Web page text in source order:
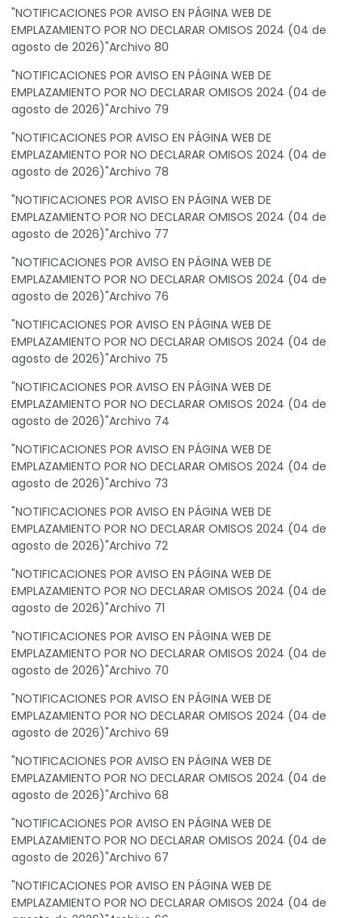
"NOTIFICACIONES POR AVISO EN PÁGINA WEB DE
EMPLAZAMIENTO POR NO DECLARAR OMISOS 2024 (04 de
agosto de 2026)"Archivo 80
"NOTIFICACIONES POR AVISO EN PÁGINA WEB DE
EMPLAZAMIENTO POR NO DECLARAR OMISOS 2024 (04 de
agosto de 2026)"Archivo 79
"NOTIFICACIONES POR AVISO EN PÁGINA WEB DE
EMPLAZAMIENTO POR NO DECLARAR OMISOS 2024 (04 de
agosto de 2026)"Archivo 78
"NOTIFICACIONES POR AVISO EN PÁGINA WEB DE
EMPLAZAMIENTO POR NO DECLARAR OMISOS 2024 (04 de
agosto de 2026)"Archivo 77
"NOTIFICACIONES POR AVISO EN PÁGINA WEB DE
EMPLAZAMIENTO POR NO DECLARAR OMISOS 2024 (04 de
agosto de 2026)"Archivo 76
"NOTIFICACIONES POR AVISO EN PÁGINA WEB DE
EMPLAZAMIENTO POR NO DECLARAR OMISOS 2024 (04 de
agosto de 2026)"Archivo 75
"NOTIFICACIONES POR AVISO EN PÁGINA WEB DE
EMPLAZAMIENTO POR NO DECLARAR OMISOS 2024 (04 de
agosto de 2026)"Archivo 74
"NOTIFICACIONES POR AVISO EN PÁGINA WEB DE
EMPLAZAMIENTO POR NO DECLARAR OMISOS 2024 (04 de
agosto de 2026)"Archivo 73
"NOTIFICACIONES POR AVISO EN PÁGINA WEB DE
EMPLAZAMIENTO POR NO DECLARAR OMISOS 2024 (04 de
agosto de 2026)"Archivo 72
"NOTIFICACIONES POR AVISO EN PÁGINA WEB DE
EMPLAZAMIENTO POR NO DECLARAR OMISOS 2024 (04 de
agosto de 2026)"Archivo 71
"NOTIFICACIONES POR AVISO EN PÁGINA WEB DE
EMPLAZAMIENTO POR NO DECLARAR OMISOS 2024 (04 de
agosto de 2026)"Archivo 70
"NOTIFICACIONES POR AVISO EN PÁGINA WEB DE
EMPLAZAMIENTO POR NO DECLARAR OMISOS 2024 (04 de
agosto de 2026)"Archivo 69
"NOTIFICACIONES POR AVISO EN PÁGINA WEB DE
EMPLAZAMIENTO POR NO DECLARAR OMISOS 2024 (04 de
agosto de 2026)"Archivo 68
"NOTIFICACIONES POR AVISO EN PÁGINA WEB DE
EMPLAZAMIENTO POR NO DECLARAR OMISOS 2024 (04 de
agosto de 2026)"Archivo 67
"NOTIFICACIONES POR AVISO EN PÁGINA WEB DE
EMPLAZAMIENTO POR NO DECLARAR OMISOS 2024 (04 de